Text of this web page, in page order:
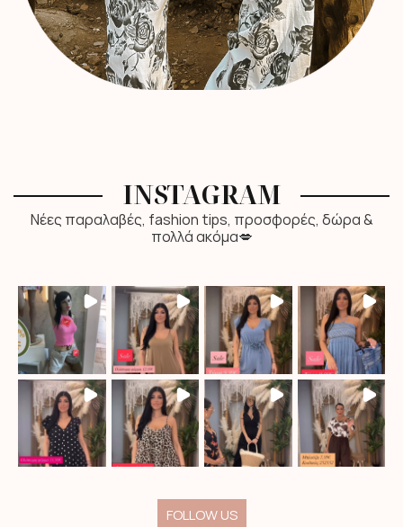
INSTAGRAM
Νέες παραλαβές, fashion tips, προσφορές, δώρα &
πολλά ακόμα💋
FOLLOW US